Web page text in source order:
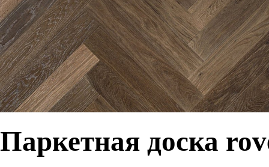
Паркетная доска